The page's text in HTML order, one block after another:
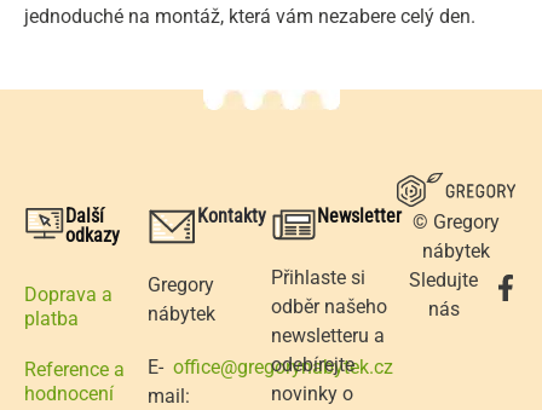
jednoduché na montáž, která vám nezabere celý den.
© Gregory
nábytek
Sledujte
nás
Další
odkazy
Doprava a
platba
Reference a
hodnocení
Kontakty
Gregory
nábytek
E-
mail:
office@gregorynabytek.cz
Newsletter
Přihlaste si
odběr našeho
newsletteru a
odebírejte
novinky o